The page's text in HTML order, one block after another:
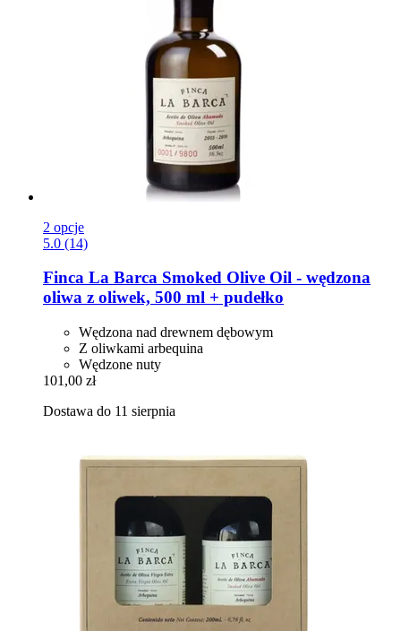
2 opcje
5.0 (14)
Finca La Barca Smoked Olive Oil -​ wędzona
oliwa z oliwek, 500 ml + pudełko
Wędzona nad drewnem dębowym
Z oliwkami arbequina
Wędzone nuty
101,00 zł
Dostawa do 11 sierpnia